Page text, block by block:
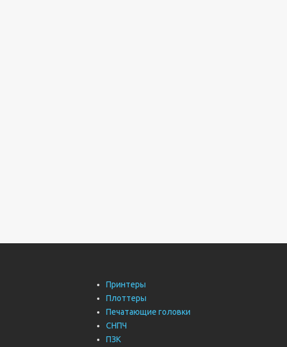
Принтеры
Плоттеры
Печатающие головки
СНПЧ
ПЗК